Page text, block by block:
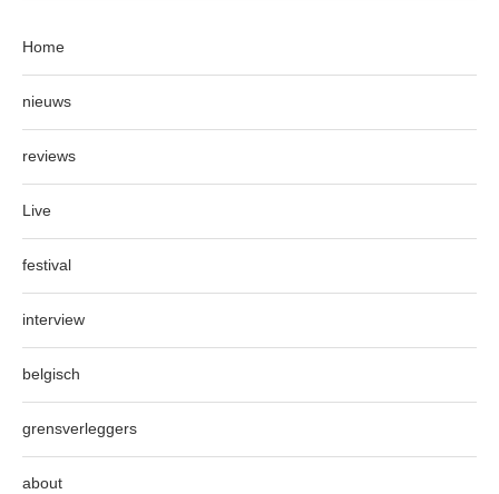
Home
nieuws
reviews
Live
festival
interview
belgisch
grensverleggers
about